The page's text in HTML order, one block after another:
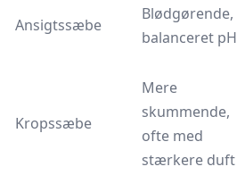
Ansigtssæbe
Blødgørende,
balanceret pH
Kropssæbe
Mere
skummende,
ofte med
stærkere duft